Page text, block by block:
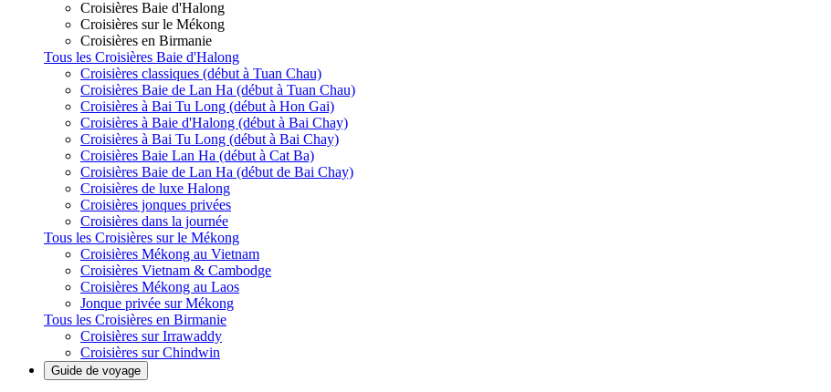
Croisières Baie d'Halong
Croisières sur le Mékong
Croisières en Birmanie
Tous les Croisières Baie d'Halong
Croisières classiques (début à Tuan Chau)
Croisières Baie de Lan Ha (début à Tuan Chau)
Croisières à Bai Tu Long (début à Hon Gai)
Croisières à Baie d'Halong (début à Bai Chay)
Croisières à Bai Tu Long (début à Bai Chay)
Croisières Baie Lan Ha (début à Cat Ba)
Croisières Baie de Lan Ha (début de Bai Chay)
Croisières de luxe Halong
Croisières jonques privées
Croisières dans la journée
Tous les Croisières sur le Mékong
Croisières Mékong au Vietnam
Croisières Vietnam & Cambodge
Croisières Mékong au Laos
Jonque privée sur Mékong
Tous les Croisières en Birmanie
Croisières sur Irrawaddy
Croisières sur Chindwin
Guide de voyage